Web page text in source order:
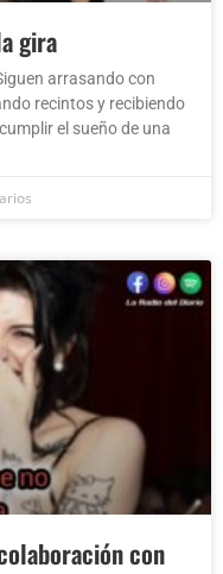
gira
arrasando con
recintos y recibiendo
el sueño de una
con